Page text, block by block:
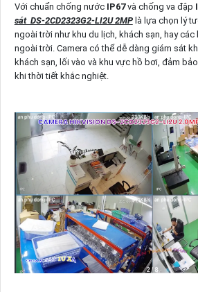
Với chuẩn chống nước IP67và chống va đập
sát DS-2CD2323G2-LI2U 2MPlà lựa chọn lý
ngoài trời như khu du lịch, khách sạn, hay các
ngoài trời. Camera có thể dễ dàng giám sát
khách sạn, lối vào và khu vực hồ bơi, đảm
khi thời tiết khắc nghiệt.